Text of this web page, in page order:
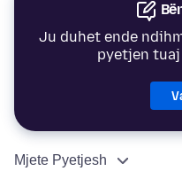
Ju duhet ende
pyetjen
Mjete Pyetjesh